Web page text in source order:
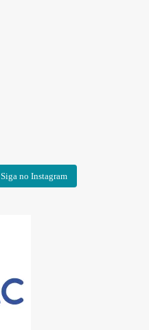
Siga no Instagram